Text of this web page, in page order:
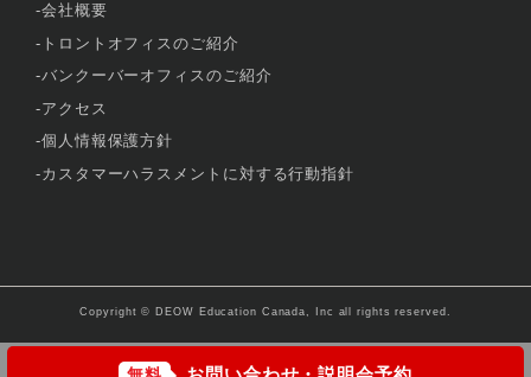
会社概要
トロントオフィスのご紹介
バンクーバーオフィスのご紹介
アクセス
個人情報保護方針
カスタマーハラスメントに対する行動指針
Copyright © DEOW Education Canada, Inc all rights reserved.